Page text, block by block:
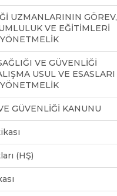
UZMANLARININ GÖREV,
VE EĞİTİMLERİ
VE GÜVENLİĞİ
USUL VE ESASLARI
GÜVENLİĞİ KANUNU
(HŞ)